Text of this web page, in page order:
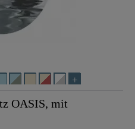
OASIS, mit